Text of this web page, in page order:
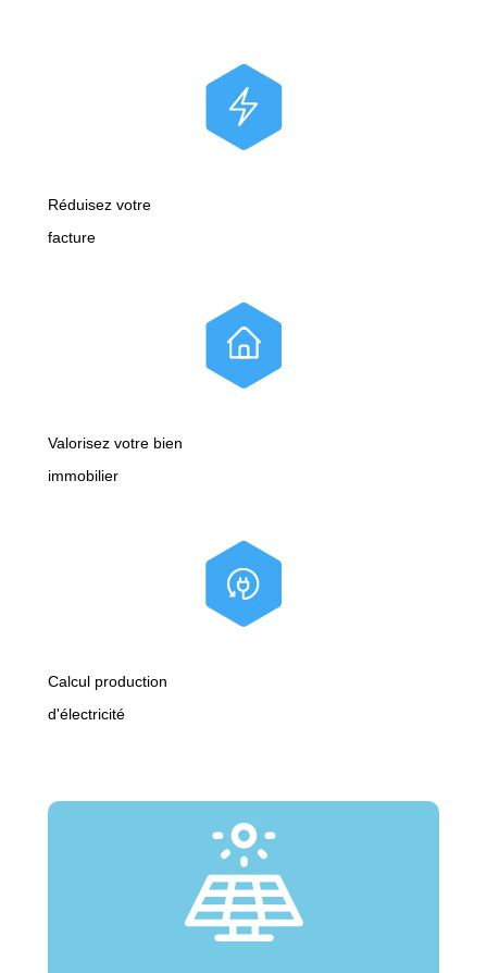
Réduisez votre
facture
Valorisez votre bien
immobilier
Calcul production
d'électricité